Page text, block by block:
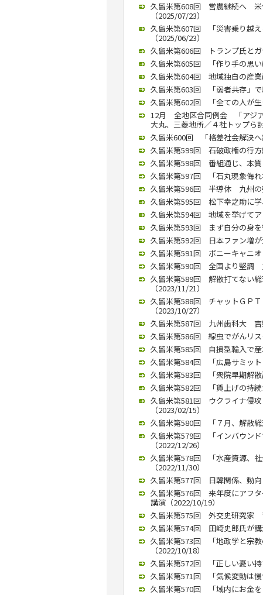
久留米第608回 営農継続へ 米
（2025/07/23）
久留米第607回 「災害乗り越
（2025/06/23）
久留米第606回 トランプ氏とガ
久留米第605回 「作り手の思い
久留米第604回 地域独自の産業
久留米第603回 「弱者共存」で
久留米第602回 「全ての人が生
12月 全地区合同例会 「アジア
大丸、三菱地所／４社トップら
久留米600回 「格差社会解決へ
久留米第599回 石破政権の行方
久留米第598回 番組通じ、本
久留米第597回 「石丸現象侮れ
久留米第596回 半導体 九州の
久留米第595回 松下幸之助に学
久留米第594回 地域を挙げてア
久留米第593回 まず自分の身を
久留米第592回 日本ファン増が
久留米第591回 ポニーキャニオ
久留米第590回 全国より堅調
久留米第589回 解散打てない総
（2023/11/21）
久留米第588回 チャットＧＰＴ
（2023/10/27）
久留米第587回 九州歯科大 吉
久留米第586回 線虫でがんリス
久留米第585回 自損型輸入で産
久留米第584回 「広島サミッ
久留米第583回 「衆院早期解散
久留米第582回 「賃上げの持
久留米第581回 ウクライナ侵
（2023/02/15）
久留米第580回 「７月、解散
久留米第579回 「インバウンド
（2022/12/26）
久留米第578回 「水産資源、社
（2022/11/30）
久留米第577回 日韓関係、動向
久留米第576回 来年度にアフタ
講演（2022/10/19）
久留米第575回 外交史研究家
久留米第574回 田崎史郎氏が講
久留米第573回 「地政学と宗教
（2022/10/18）
久留米第572回 「正しい憂い持
久留米第571回 「気候変動は慢
久留米第570回 「域内にお金を